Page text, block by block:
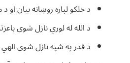
د خلکو لپاره روښانه بیان او د
د الله له لوري نازل شوی
د قدر په شپه نازل شوی الهي